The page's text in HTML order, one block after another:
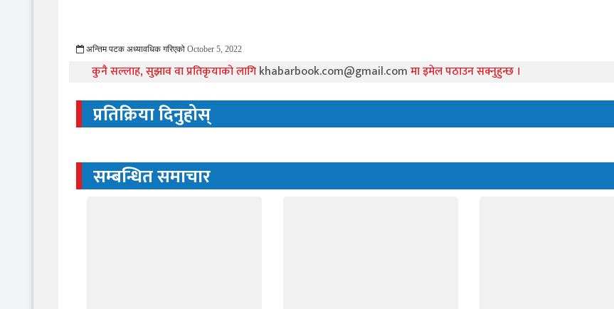
अन्तिम पटक अध्यावधिक गरिएको October 5, 2022
कुनै सल्लाह, सुझाव वा प्रतिकृयाको लागिkhabarbook.com@gmail.comमा इमेल पठाउन सक्नुहुन्छ ।
प्रतिक्रिया दिनुहोस्
सम्बन्धित समाचार